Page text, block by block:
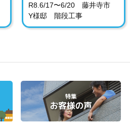
R8.6/17〜6/20 藤井寺市
Y様邸 階段工事